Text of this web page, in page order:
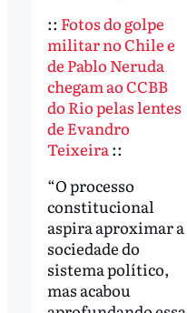
:: Fotos do golpe
militar no Chile e
de Pablo Neruda
chegam ao CCBB
do Rio pelas lentes
de Evandro
Teixeira::
“O processo
constitucional
aspira aproximar a
sociedade do
sistema político,
mas acabou